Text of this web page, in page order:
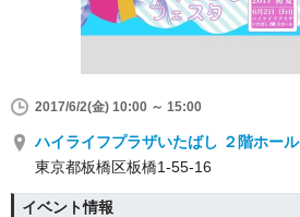
2017/6/2(金) 10:00 ～ 15:00
ハイライフプラザいたばし ２階ホール
東京都板橋区板橋1-55-16
イベント情報